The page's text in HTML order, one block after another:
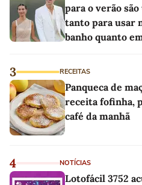
para o verão
tanto para usar
banho quanto
3 RECEITAS
Panqueca de
receita fofinha,
café da manhã
4 NOTÍCIAS
Lotofácil 3752